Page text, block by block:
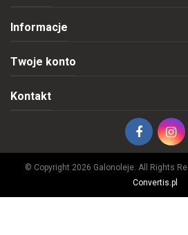
Informacje
Twoje konto
Kontakt
© Copyright 2026 Galonoleje. All Rights
Convertis.pl